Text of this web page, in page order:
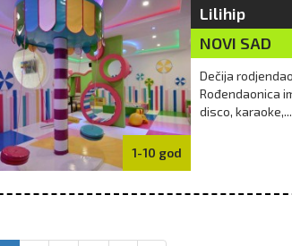
1-10 god
Lilihip
NOVI SAD
Dečija
Rođendaonica
disco, karaoke,...